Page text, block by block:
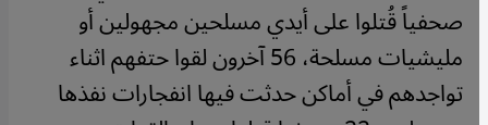
صحفياً قُتلوا على أيدي مسلحين مجهولين أو
مليشيات مسلحة، 56 آخرون لقوا حتفهم اثناء
تواجدهم في أماكن حدثت فيها انفجارات نفذها